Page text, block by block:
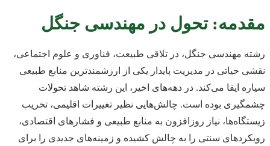
مقدمه: تحول در مهندسی جنگل
رشته مهندسی جنگل، در تلاقی طبیعت، فناوری و علوم اجتماعی،
نقشی حیاتی در مدیریت پایدار یکی از ارزشمندترین منابع طبیعی
سیاره ایفا می‌کند. در دهه‌های اخیر، این رشته شاهد تحولات
چشمگیری بوده است. چالش‌هایی نظیر تغییرات اقلیمی، تخریب
زیستگاه‌ها، نیاز روزافزون به منابع طبیعی و فشارهای اقتصادی،
رویکردهای سنتی را به چالش کشیده و زمینه‌های جدیدی را برای